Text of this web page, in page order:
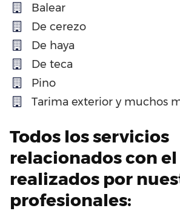
Balear
De cerezo
De haya
De teca
Pino
Tarima exterior y muchos
Todos los servicios
relacionados con
realizados por
profesionales: